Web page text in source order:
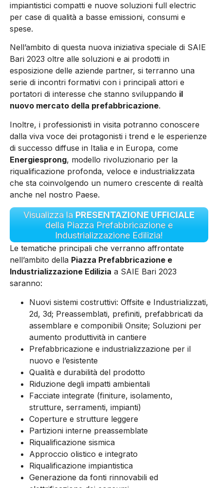
impiantistici compatti e nuove soluzioni full electric
per case di qualità a basse emissioni, consumi e
spese.
Nell’ambito di questa nuova iniziativa speciale di SAIE
Bari 2023 oltre alle soluzioni e ai prodotti in
esposizione delle aziende partner, si terranno una
serie di incontri formativi con i principali attori e
portatori di interesse che stanno sviluppando il
nuovo mercato della prefabbricazione.
Inoltre, i professionisti in visita potranno conoscere
dalla viva voce dei protagonisti i trend e le esperienze
di successo diffuse in Italia e in Europa, come
Energiesprong, modello rivoluzionario per la
riqualificazione profonda, veloce e industrializzata
che sta coinvolgendo un numero crescente di realtà
anche nel nostro Paese.
Visualizza la PRESENTAZIONE UFFICIALE
della Piazza Prefabbricazione e
Industrializzazione Edilizia!
Le tematiche principali che verranno affrontate
nell’ambito della Piazza Prefabbricazione e
Industrializzazione Edilizia a SAIE Bari 2023
saranno:
Nuovi sistemi costruttivi: Offsite e Industrializzati,
2d, 3d; Preassemblati, prefiniti, prefabbricati da
assemblare e componibili Onsite; Soluzioni per
aumento produttività in cantiere
Prefabbricazione e industrializzazione per il
nuovo e l’esistente
Qualità e durabilità del prodotto
Riduzione degli impatti ambientali
Facciate integrate (finiture, isolamento,
strutture, serramenti, impianti)
Coperture e strutture leggere
Partizioni interne preassemblate
Riqualificazione sismica
Approccio olistico e integrato
Riqualificazione impiantistica
Generazione da fonti rinnovabili ed